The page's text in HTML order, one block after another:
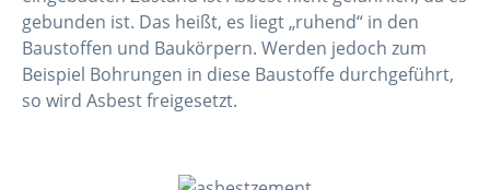
gebunden ist. Das heißt, es liegt „ruhend“ in den
Baustoffen und Baukörpern. Werden jedoch zum
Beispiel Bohrungen in diese Baustoffe durchgeführt,
so wird Asbest freigesetzt.